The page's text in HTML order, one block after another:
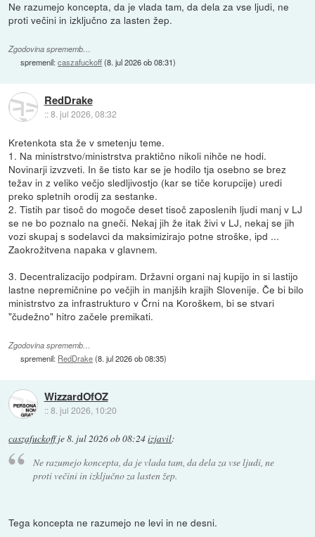
Ne razumejo koncepta, da je vlada tam, da dela za vse ljudi, ne
proti večini in izključno za lasten žep.
Zgodovina sprememb…
spremenil:caszafuckoff(8. jul 2026 ob 08:31)
RedDrake
::8. jul 2026, 08:32
Kretenkota sta že v smetenju teme.
1. Na ministrstvo/ministrstva praktično nikoli nihče ne hodi.
Novinarji izvzveti. In še tisto kar se je hodilo tja osebno se brez
težav in z veliko večjo sledljivostjo (kar se tiče korupcije) uredi
preko spletnih orodij za sestanke.
2. Tistih par tisoč do mogoče deset tisoč zaposlenih ljudi manj v LJ
se ne bo poznalo na gneči. Nekaj jih že itak živi v LJ, nekaj se jih
vozi skupaj s sodelavci da maksimizirajo potne stroške, ipd ...
Zaokrožitvena napaka v glavnem.
3. Decentralizacijo podpiram. Državni organi naj kupijo in si lastijo
lastne nepremičnine po večjih in manjših krajih Slovenije. Če bi bilo
ministrstvo za infrastrukturo v Črni na Koroškem, bi se stvari
"čudežno" hitro začele premikati.
Zgodovina sprememb…
spremenil: RedDrake(8. jul 2026 ob 08:35)
WizzardOfOZ
::8. jul 2026, 10:20
caszafuckoffje8. jul 2026 ob 08:24izjavil:
Ne razumejo koncepta, da je vlada tam, da dela za vse ljudi, ne
proti večini in izključno za lasten žep.
Tega koncepta ne razumejo ne levi in ne desni.